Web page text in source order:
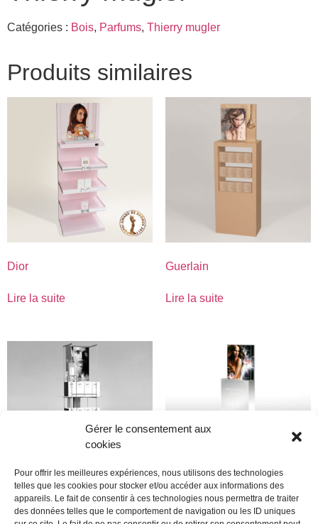
Gérer le consentement aux
cookies
Pour offrir les meilleures expériences, nous utilisons des technologies
telles que les cookies pour stocker et/ou accéder aux informations des
appareils. Le fait de consentir à ces technologies nous permettra de traiter
des données telles que le comportement de navigation ou les ID uniques
Catégories : Bois, Parfums, Thierry mugler
Produits similaires
Dior
Lire la suite
Guerlain
Lire la suite
Dior Guerlain